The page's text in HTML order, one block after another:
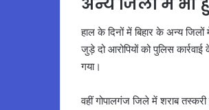
अन्य जिलों में भी
हाल के दिनों में बिहार के अन्य
जुड़े दो आरोपियों को पुलिस
गया।
वहीं गोपालगंज जिले में शराब